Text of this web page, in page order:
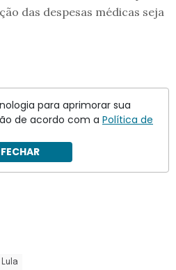
das despesas médicas seja
para aprimorar sua
de acordo com a Política de
FECHAR